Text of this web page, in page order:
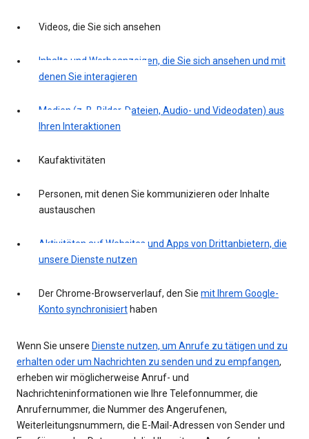
Videos, die Sie sich ansehen
Inhalte und Werbeanzeigen, die Sie sich ansehen und mit
denen Sie interagieren
Medien (z. B. Bilder, Dateien, Audio- und Videodaten) aus
Ihren Interaktionen
Kaufaktivitäten
Personen, mit denen Sie kommunizieren oder Inhalte
austauschen
Aktivitäten auf Websites und Apps von Drittanbietern, die
unsere Dienste nutzen
Der Chrome-Browserverlauf, den Sie mit Ihrem Google-
Konto synchronisiert haben
Wenn Sie unsere Dienste nutzen, um Anrufe zu tätigen und zu
erhalten oder um Nachrichten zu senden und zu empfangen,
erheben wir möglicherweise Anruf- und
Nachrichteninformationen wie Ihre Telefonnummer, die
Anrufernummer, die Nummer des Angerufenen,
Weiterleitungsnummern, die E-Mail-Adressen von Sender und